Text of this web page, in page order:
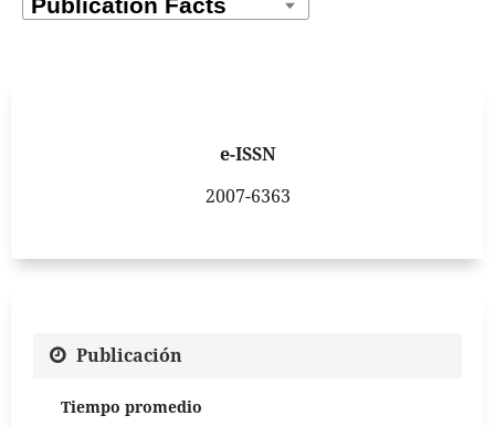
e-ISSN
2007-6363
Publicación
Tiempo promedio